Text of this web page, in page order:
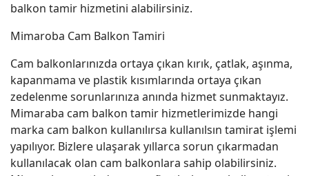
balkon tamir hizmetini alabilirsiniz.
Mimaroba Cam Balkon Tamiri
Cam balkonlarınızda ortaya çıkan kırık, çatlak, aşınma,
kapanmama ve plastik kısımlarında ortaya çıkan
zedelenme sorunlarınıza anında hizmet sunmaktayız.
Mimaraba cam balkon tamir hizmetlerimizde hangi
marka cam balkon kullanılırsa kullanılsın tamirat işlemi
yapılıyor. Bizlere ulaşarak yıllarca sorun çıkarmadan
kullanılacak olan cam balkonlara sahip olabilirsiniz.